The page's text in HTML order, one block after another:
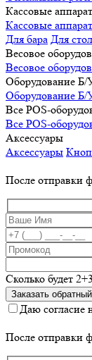
Кассовые
Кассовые
Для бара Для
Весовое
Весовое
Оборудование Б/
Оборудование Б/
Все POS-
Все POS-
Аксессуары
Аксессуары
После отправки
Сколько будет
Даю согласие
После отправки